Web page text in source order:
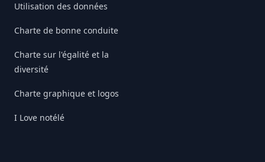
Utilisation des données
Charte de bonne conduite
Charte sur l'égalité et la
diversité
Charte graphique et logos
I Love notélé